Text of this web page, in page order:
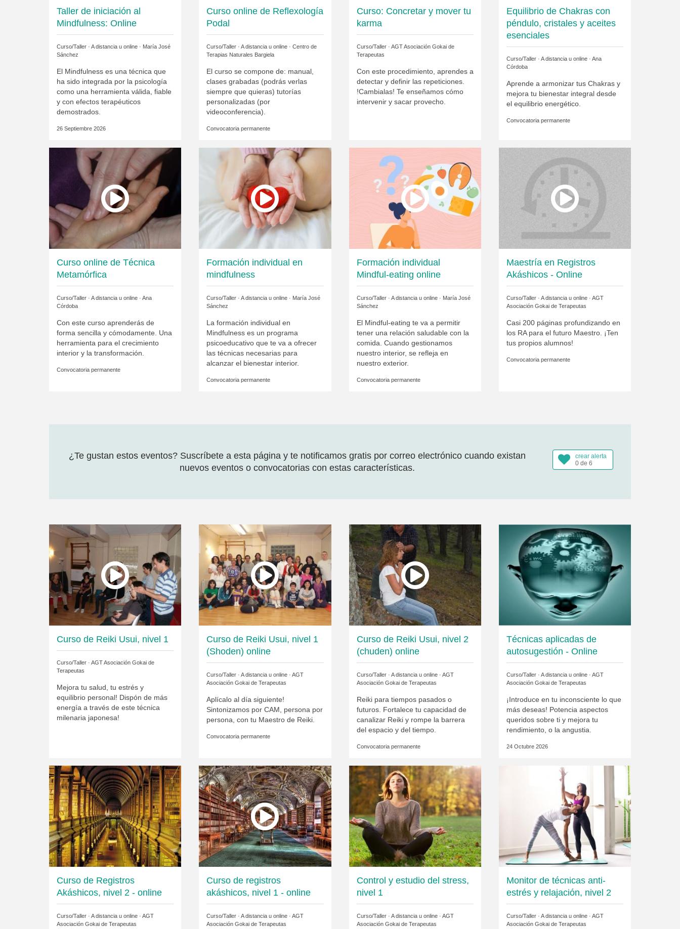
Taller de iniciación al
Mindfulness: Online
Curso/Taller · A distancia u online · María José
Sánchez
El Mindfulness es una técnica que
ha sido integrada por la psicología
como una herramienta válida, fiable
y con efectos terapéuticos
demostrados.
26 Septiembre 2026
Curso online de Reflexología
Podal
Curso/Taller · A distancia u online ·Centro de
Terapias Naturales Bargiela
El curso se compone de: manual,
clases grabadas (podrás verlas
siempre que quieras) tutorías
personalizadas (por
videoconferencia).
Convocatoria permanente
Curso: Concretar y mover tu
karma
Curso/Taller · AGT Asociación Gokai de
Terapeutas
Con este procedimiento, aprendes a
detectar y definir las repeticiones.
!Cambialas! Te enseñamos cómo
intervenir y sacar provecho.
Equilibrio de Chakras con
péndulo, cristales y aceites
esenciales
Curso/Taller · A distancia u online · Ana
Córdoba
Aprende a armonizar tus Chakras y
mejora tu bienestar integral desde
el equilibrio energético.
Convocatoria permanente
Curso online de Técnica
Metamórfica
Curso/Taller · A distancia u online · Ana
Córdoba
Con este curso aprenderás de
forma sencilla y cómodamente. Una
herramienta para el crecimiento
interior y la transformación.
Convocatoria permanente
Formación individual en
mindfulness
Curso/Taller · A distancia u online · María José
Sánchez
La formación individual en
Mindfulness es un programa
psicoeducativo que te va a ofrecer
las técnicas necesarias para
alcanzar el bienestar interior.
Convocatoria permanente
Formación individual
Mindful-eating online
Curso/Taller · A distancia u online · María José
Sánchez
El Mindful-eating te va a permitir
tener una relación saludable con la
comida. Cuando gestionamos
nuestro interior, se refleja en
nuestro exterior.
Convocatoria permanente
Maestría en Registros
Akáshicos - Online
Curso/Taller · A distancia u online · AGT
Asociación Gokai de Terapeutas
Casi 200 páginas profundizando en
los RA para el futuro Maestro. ¡Ten
tus propios alumnos!
Convocatoria permanente
crear alerta
0 de 6
¿Te gustan estos eventos? Suscríbete a esta página y te notificamos gratis por correo electrónico cuando existan
nuevos eventos o convocatorias con estas características.
Curso de Reiki Usui, nivel 1
Curso/Taller · AGT Asociación Gokai de
Terapeutas
Mejora tu salud, tu estrés y
equilibrio personal! Dispón de más
energía a través de este técnica
milenaria japonesa!
Curso de Reiki Usui, nivel 1
(Shoden) online
Curso/Taller · A distancia u online ·AGT
Asociación Gokai de Terapeutas
Aplícalo al día siguiente!
Sintonizamos por CAM, persona por
persona, con tu Maestro de Reiki.
Convocatoria permanente
Curso de Reiki Usui, nivel 2
(chuden) online
Curso/Taller · A distancia u online · AGT
Asociación Gokai de Terapeutas
Reiki para tiempos pasados o
futuros. Fortalece tu capacidad de
canalizar Reiki y rompe la barrera
del espacio y del tiempo.
Convocatoria permanente
Técnicas aplicadas de
autosugestión - Online
Curso/Taller · A distancia u online · AGT
Asociación Gokai de Terapeutas
¡Introduce en tu inconsciente lo que
más deseas! Potencia aspectos
queridos sobre ti y mejora tu
rendimiento, o la angustia.
24 Octubre 2026
Curso de Registros
Akáshicos, nivel 2 - online
Curso/Taller · A distancia u online · AGT
Asociación Gokai de Terapeutas
Curso de registros
akáshicos, nivel 1 - online
Curso/Taller · A distancia u online ·AGT
Asociación Gokai de Terapeutas
Control y estudio del stress,
nivel 1
Curso/Taller · A distancia u online · AGT
Asociación Gokai de Terapeutas
Monitor de técnicas anti-
estrés y relajación, nivel 2
Curso/Taller · A distancia u online · AGT
Asociación Gokai de Terapeutas